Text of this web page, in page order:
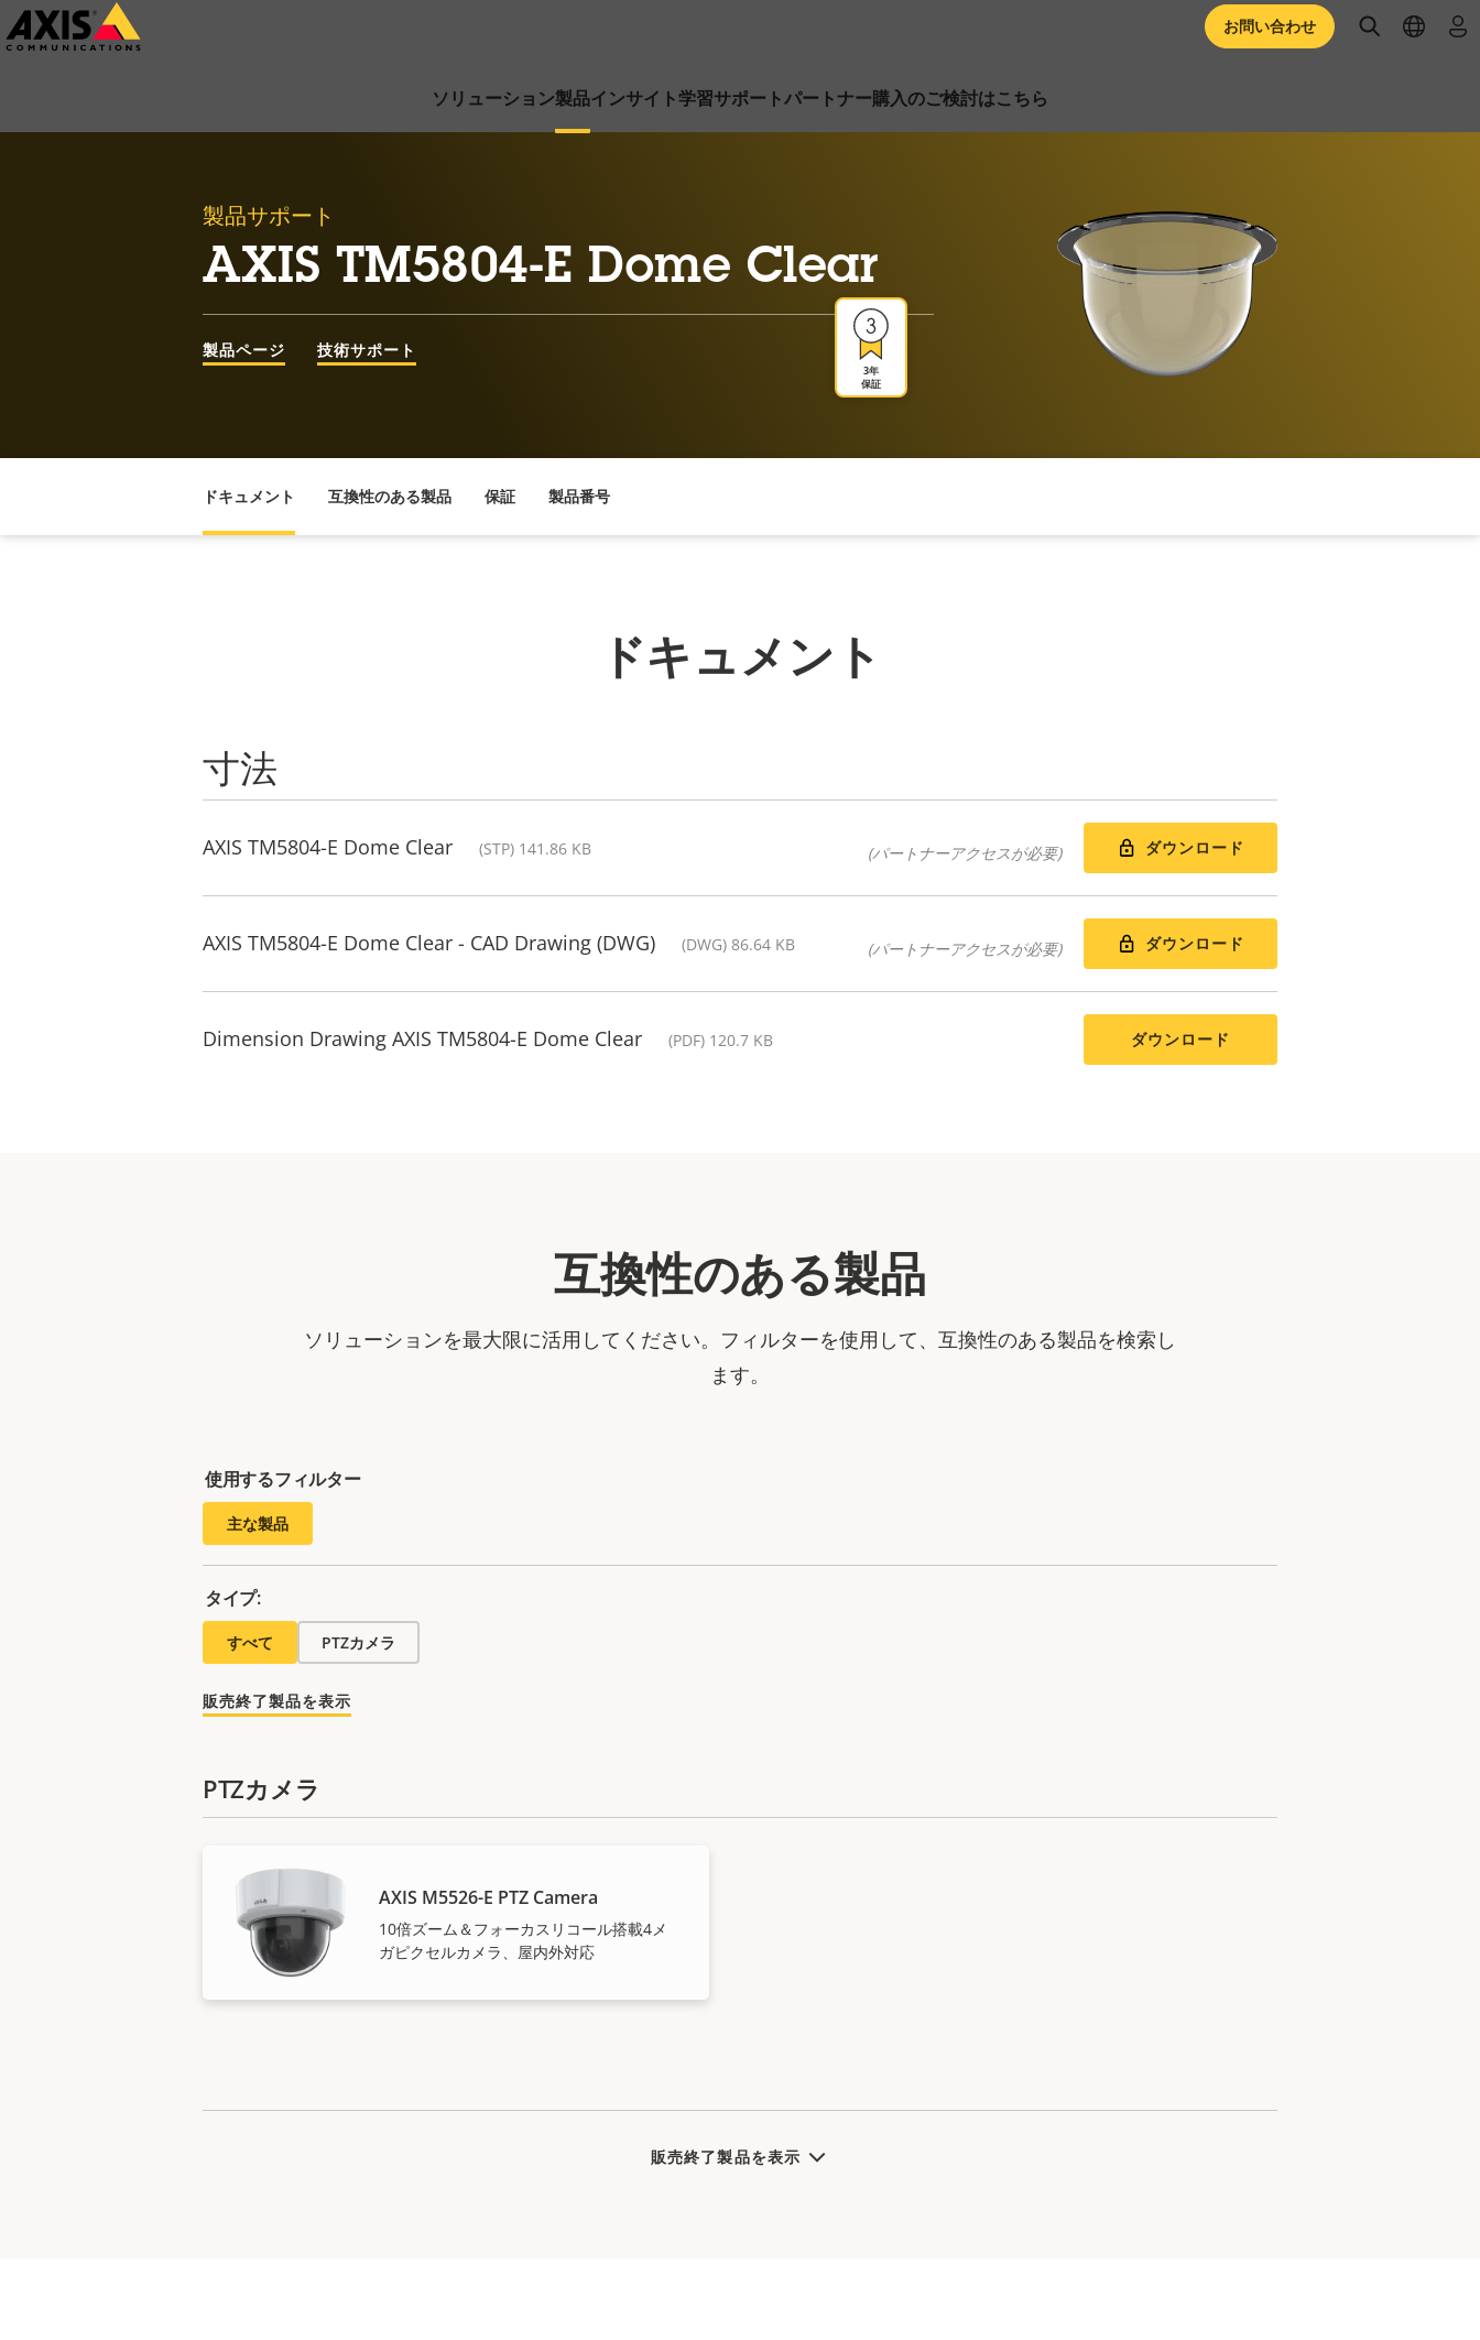
メ
イ
ソリューション製品インサイト学習サポートパートナー購入のご検討はこちら
お問い合わせ openopen
製品サポート
AXIS TM5804-E Dome Clear
3年
保証
製品ページ 技術サポート
ドキュメント 互換性のある製品 保証 製品番号
ドキュメント
寸法
AXIS TM5804-E Dome Clear (STP) 141.86 KB (パートナーアクセスが必要) ダウンロード
AXIS TM5804-E Dome Clear - CAD Drawing (DWG) (DWG) 86.64 KB (パートナーアクセスが必要) ダウンロード
Dimension Drawing AXIS TM5804-E Dome Clear (PDF) 120.7 KB ダウンロード
互換性のある製品
ソリューションを最大限に活用してください。フィルターを使用して、互換性のある製品を検索し
ます。
使用するフィルター
主な製品
タイプ:
すべて PTZカメラ
販売終了製品を表示
PTZカメラ
AXIS M5526-E PTZ Camera
10倍ズーム＆フォーカスリコール搭載4メ
ガピクセルカメラ、屋内外対応
販売終了製品を表示